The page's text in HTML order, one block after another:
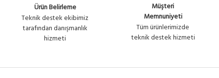
Ürün Belirleme
Teknik destek ekibimiz
tarafından danışmanlık
hizmeti
Müşteri
Memnuniyeti
Tüm ürünlerimizde
teknik destek hizmeti